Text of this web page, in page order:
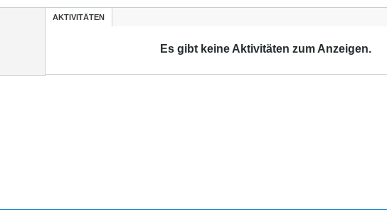
AKTIVITÄTEN
Es gibt keine Aktivitäten zum Anzeigen.